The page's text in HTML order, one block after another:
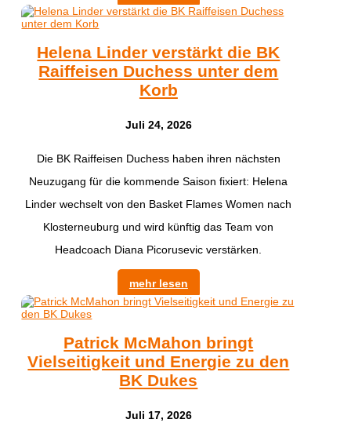
Helena Linder verstärkt die BK
Raiffeisen Duchess unter dem
Korb
Juli 24, 2026
Die BK Raiffeisen Duchess haben ihren nächsten
Neuzugang für die kommende Saison fixiert: Helena
Linder wechselt von den Basket Flames Women nach
Klosterneuburg und wird künftig das Team von
Headcoach Diana Picorusevic verstärken.
mehr lesen
Patrick McMahon bringt
Vielseitigkeit und Energie zu den
BK Dukes
Juli 17, 2026